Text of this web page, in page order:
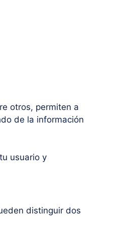
otros, permiten a
de la información
usuario y
distinguir dos